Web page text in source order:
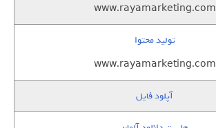
www.rayamarketing.com
تولید محتوا
www.rayamarketing.com
آپلود فایل